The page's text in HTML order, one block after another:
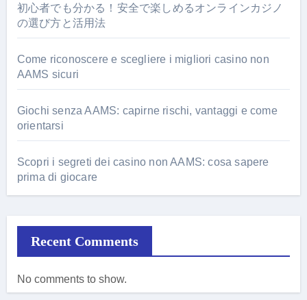
初心者でも分かる！安全で楽しめるオンラインカジノ
の選び方と活用法
Come riconoscere e scegliere i migliori casino non
AAMS sicuri
Giochi senza AAMS: capirne rischi, vantaggi e come
orientarsi
Scopri i segreti dei casino non AAMS: cosa sapere
prima di giocare
Recent Comments
No comments to show.